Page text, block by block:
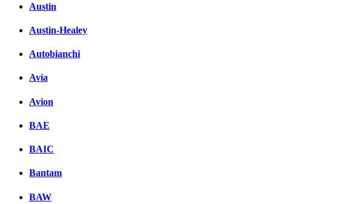
Austin
Austin-Healey
Autobianchi
Avia
Avion
BAE
BAIC
Bantam
BAW